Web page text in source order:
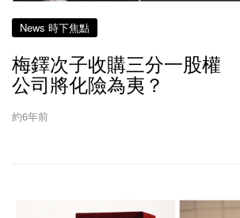
News 時下焦點
梅鐸次子收購三分一股權
公司將化險為夷？
約6年前